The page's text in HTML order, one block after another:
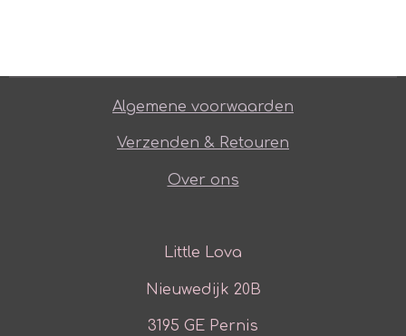
Algemene voorwaarden
Verzenden & Retouren
Over ons
Little Lova
Nieuwedijk 20B
3195 GE Pernis